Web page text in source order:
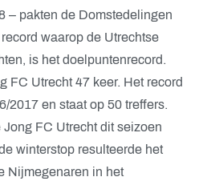
– pakten de Domstedelingen
waarop de Utrechtse
is het doelpuntenrecord.
FC Utrecht 47 keer. Het record
2017 en staat op 50 treffers.
FC Utrecht dit seizoen
winterstop resulteerde het
Nijmegenaren in het